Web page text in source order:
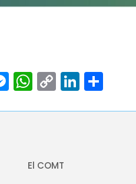
Messenger
WhatsApp
Copy
Link
El COMT